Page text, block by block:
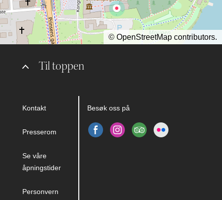
Til toppen
Kontakt
Presserom
Se våre
åpningstider
Personvern
Besøk oss på
© OpenStreetMap contributors.